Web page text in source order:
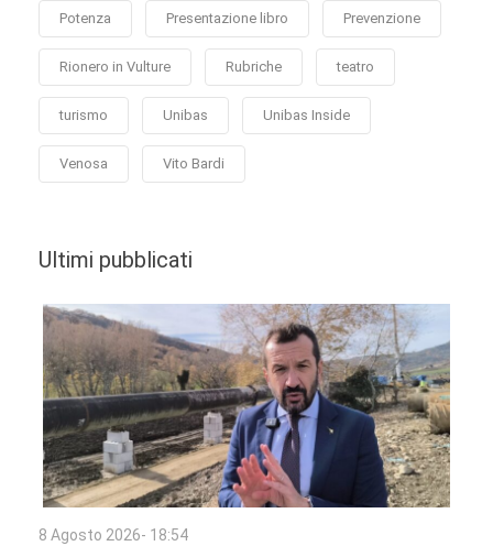
Potenza Presentazione libro Prevenzione
Rionero in Vulture Rubriche teatro
turismo Unibas Unibas Inside
Venosa Vito Bardi
Ultimi pubblicati
8 Agosto 2026- 18:54